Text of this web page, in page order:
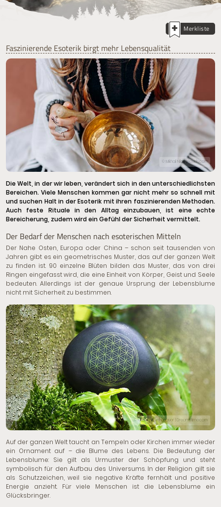
Merkliste
Faszinierende Esoterik birgt mehr Lebensqualität
© Mikhail Nilov | Pexels.com
Die Welt, in der wir leben, verändert sich in den unterschiedlichsten
Bereichen. Viele Menschen kommen gar nicht mehr so schnell mit
und suchen Halt in der Esoterik mit ihren faszinierenden Methoden.
Auch feste Rituale in den Alltag einzubauen, ist eine echte
Bereicherung, zudem wird ein Gefühl der Sicherheit vermittelt.
Der Bedarf der Menschen nach esoterischen Mitteln
Der Nahe Osten, Europa oder China – schon seit tausenden von
Jahren gibt es ein geometrisches Muster, das auf der ganzen Welt
zu finden ist. 90 einzelne Blüten bilden das Muster, das von drei
Ringen eingefasst wird, die eine Einheit von Körper, Geist und Seele
bedeuten. Allerdings ist der genaue Ursprung der Lebensblume
nicht mit Sicherheit zu bestimmen.
© Markus Wuchenauer | Dreamstime.com
Auf der ganzen Welt taucht an Tempeln oder Kirchen immer wieder
ein Ornament auf – die Blume des Lebens. Die Bedeutung der
Lebensblume: Sie gilt als Urmuster der Schöpfung und steht
symbolisch für den Aufbau des Universums. In der Religion gilt sie
als Schutzzeichen, weil sie negative Kräfte fernhält und positive
Energie anzieht. Für viele Menschen ist die Lebensblume ein
Glücksbringer.